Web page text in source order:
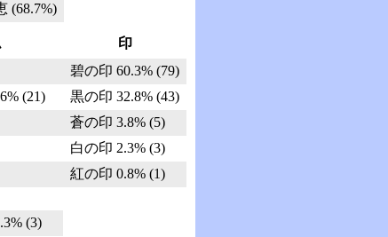
(68.7%)
(21)
(3)
印
碧の印 60.3% (79)
黒の印 32.8% (43)
蒼の印 3.8% (5)
白の印 2.3% (3)
紅の印 0.8% (1)